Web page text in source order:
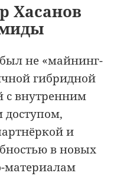
Хасанов
не «майнинг-
гибридной
с внутренним
и
в новых
материалам